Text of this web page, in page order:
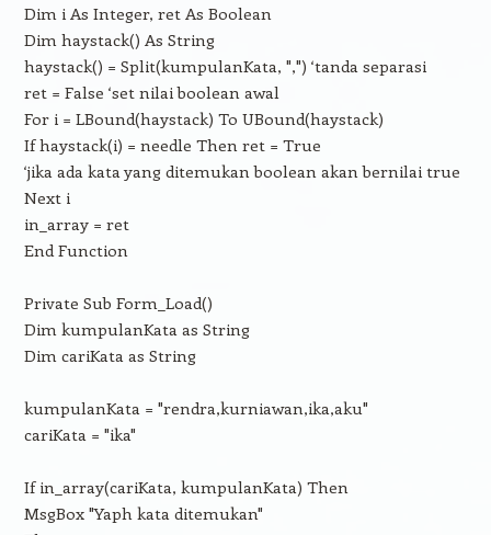
Dim i As Integer, ret As Boolean
Dim haystack() As String
haystack() = Split(kumpulanKata, ",") ‘tanda separasi
ret = False ‘set nilai boolean awal
For i = LBound(haystack) To UBound(haystack)
If haystack(i) = needle Then ret = True
‘jika ada kata yang ditemukan boolean akan bernilai true
Next i
in_array = ret
End Function
Private Sub Form_Load()
Dim kumpulanKata as String
Dim cariKata as String
kumpulanKata = "rendra,kurniawan,ika,aku"
cariKata = "ika"
If in_array(cariKata, kumpulanKata) Then
MsgBox "Yaph kata ditemukan"